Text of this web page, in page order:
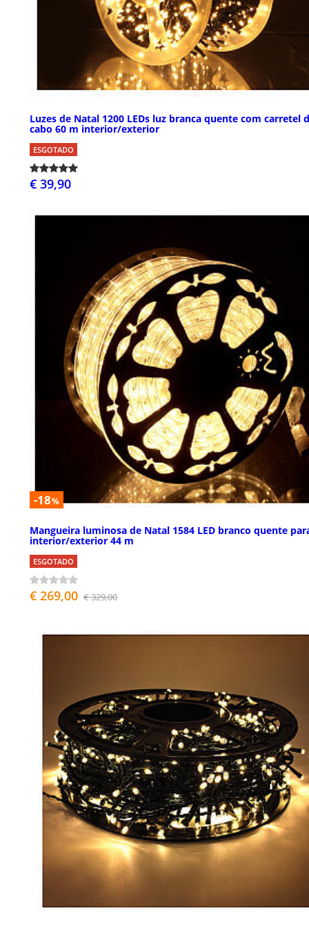
Luzes de Natal 1200 LEDs luz branca quente com carretel
cabo 60 m interior/exterior
ESGOTADO
€ 39,90
-18%
Mangueira luminosa de Natal 1584 LED branco quente
interior/exterior 44 m
ESGOTADO
€ 269,00 € 329,00